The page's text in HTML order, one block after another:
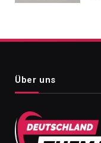
Über uns